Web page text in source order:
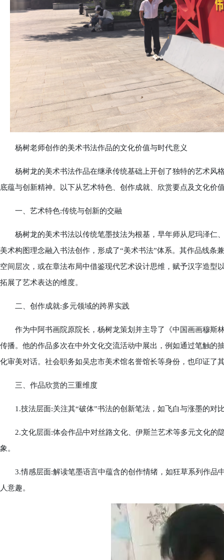
杨树老师创作的美术书法作品的文化价值与时代意义
杨树龙的美术书法作品在继承传统基础上开创了独特的艺术风
底蕴与创新精神。以下从艺术特色、创作成就、欣赏要点及文化价
一、艺术特色:传统与创新的交融
杨树龙的美术书法以传统笔墨技法为根基，早年师从尼玛泽仁
美术构图理念融入书法创作，形成了“美术书法”体系。其作品线
空间层次，或在章法布局中借鉴现代艺术设计思维，赋予汉字造型
拓展了艺术表达的维度。
二、创作成就:多元领域的跨界实践
作为中阿书画院原院长，杨树龙策划并主导了《中国画画穆斯
传播。他的作品多次在中外文化交流活动中展出，例如通过笔触的
化审美对话。社会职务如吴忠市美术馆名誉馆长等身份，也印证了
三、作品欣赏的三重维度
1.技法层面:关注其“破体”书法的创新笔法，如飞白与涨墨的对
2.文化层面:体会作品中对丝路文化、伊斯兰艺术等多元文化的
象。
3.情感层面:解读笔墨语言中蕴含的创作情绪，如狂草系列作品
人意趣。